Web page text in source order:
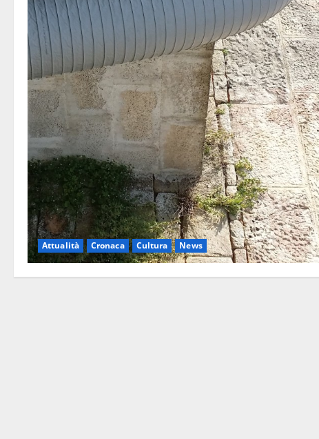
Attualità Cronaca Cultura News